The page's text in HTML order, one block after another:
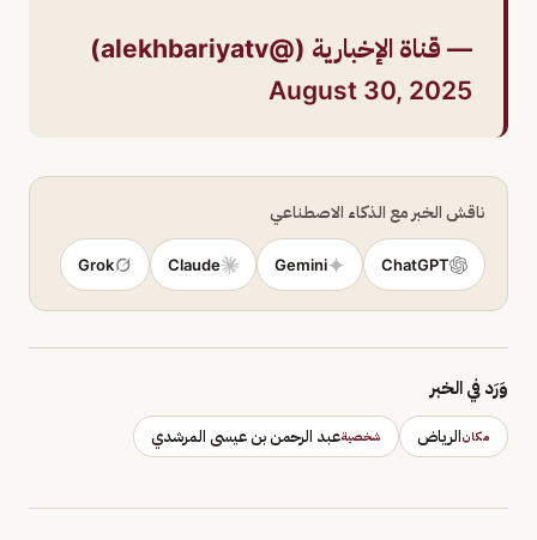
— قناة الإخبارية (@alekhbariyatv)
August 30, 2025
ناقش الخبر مع الذكاء الاصطناعي
ChatGPT
Gemini
Claude
Grok
وَرَد في الخبر
مكانالرياض شخصيةعبد الرحمن بن عيسى المرشدي